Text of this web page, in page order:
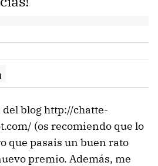
del blog http://chatte-
(os recomiendo que lo
que pasais un buen rato
premio. Además, me